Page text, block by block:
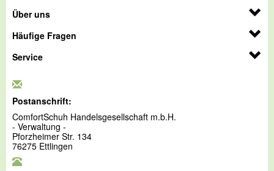
Über uns
Häufige Fragen
Service
Postanschrift:
ComfortSchuh Handelsgesellschaft m.b.H.
- Verwaltung -
Pforzheimer Str. 134
76275 Ettlingen